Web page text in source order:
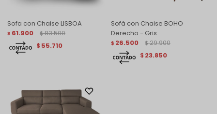
Sofa con Chaise LISBOA
$ 61.900 $ 83.500
$ 55.710
Sofá con Chaise BOHO
Derecho - Gris
$ 26.500 $ 29.900
$ 23.850